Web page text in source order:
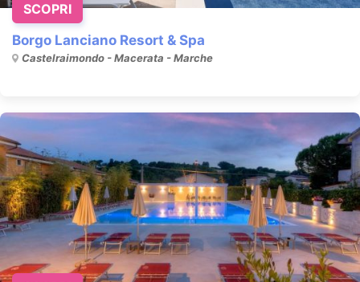
Borgo Lanciano Resort & Spa
Castelraimondo - Macerata - Marche
SCOPRI